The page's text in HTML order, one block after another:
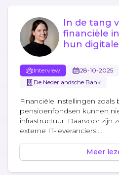
In de tang
financiële
hun
Interview 28-10-2025
De Nederlandsche Bank
Financiële instellingen zoals
pensioenfondsen kunnen
infrastructuur. Daarvoor zijn
externe IT-leveranciers....
Meer